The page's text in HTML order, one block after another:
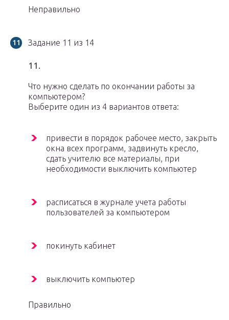
Неправильно
Задание 11 из 14
11.
Что нужно сделать по окончании работы за
компьютером?
Выберите один из 4 вариантов ответа:
привести в порядок рабочее место, закрыть
окна всех программ, задвинуть кресло,
сдать учителю все материалы, при
необходимости выключить компьютер
расписаться в журнале учета работы
пользователей за компьютером
покинуть кабинет
выключить компьютер
Правильно